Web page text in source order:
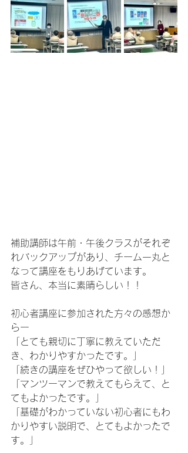
補助講師は午前・午後クラスがそれぞ
れバックアップがあり、チーム一丸と
なって講座をもりあげています。
皆さん、本当に素晴らしい！！
初心者講座に参加された方々の感想か
らー
「とても親切に丁寧に教えていただ
き、わかりやすかったです。」
「続きの講座をぜひやって欲しい！」
「マンツーマンで教えてもらえて、と
てもよかったです。」
「基礎がわかっていない初心者にもわ
かりやすい説明で、とてもよかったで
す。」